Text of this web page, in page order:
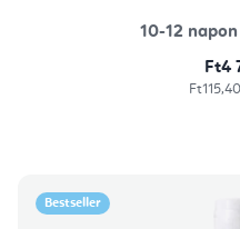
10-12
Ft4
Bestseller